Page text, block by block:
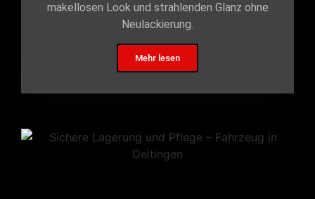
makellosen Look und strahlenden Glanz ohne
Neulackierung.
Mehr lesen